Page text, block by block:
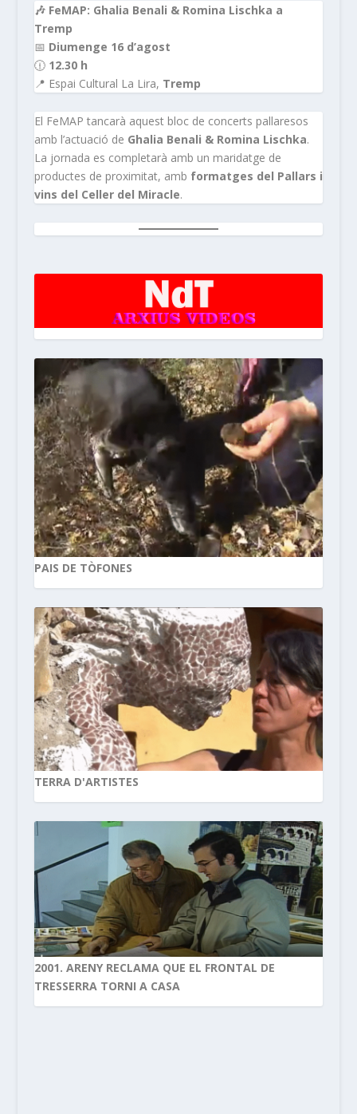
🎶 FeMAP: Ghalia Benali & Romina Lischka a
Tremp
📅 Diumenge 16 d’agost
🕧 12.30 h
📍 Espai Cultural La Lira, Tremp
El FeMAP tancarà aquest bloc de concerts pallaresos
amb l’actuació de Ghalia Benali & Romina Lischka.
La jornada es completarà amb un maridatge de
productes de proximitat, amb formatges del Pallars i
vins del Celler del Miracle.
PAIS DE TÒFONES
TERRA D'ARTISTES
2001. ARENY RECLAMA QUE EL FRONTAL DE
TRESSERRA TORNI A CASA